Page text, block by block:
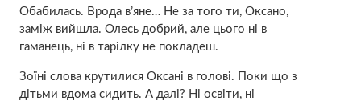
Обабилась. Врода в’яне… Не за того ти, Оксано,
заміж вийшла. Олесь добрий, але цього ні в
гаманець, ні в тарілку не покладеш.
Зоїні слова крутилися Оксані в голові. Поки що з
дітьми вдома сидить. А далі? Ні освіти, ні